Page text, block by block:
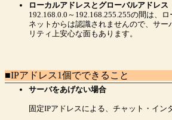
ローカルアドレスとグローバルアドレス
192.168.0.0～192.168.255.255の間は、
ネットからは認識されませんので、サ
リティ上安心な面もあります。
■IPアドレス1個でできること
サーバをあげない場合
固定IPアドレスによる、チャット・イン